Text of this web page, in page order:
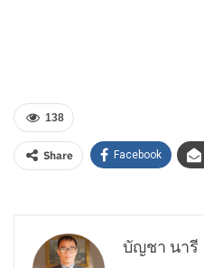
138
Share Facebook
บัญชา นารี